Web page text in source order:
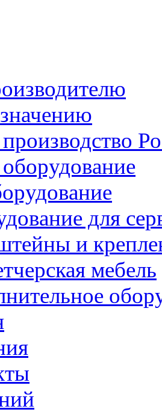
для
и
мебель